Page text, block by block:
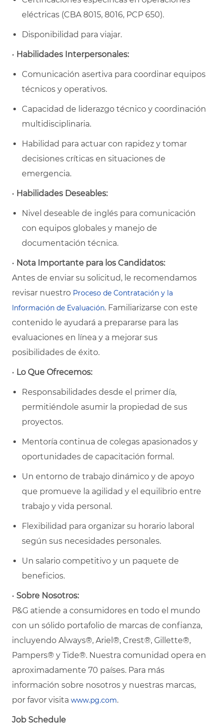
eléctricas (CBA 8015, 8016, PCP 650).
Disponibilidad para viajar.
• Habilidades Interpersonales:
Comunicación asertiva para coordinar equipos
técnicos y operativos.
Capacidad de liderazgo técnico y coordinación
multidisciplinaria.
Habilidad para actuar con rapidez y tomar
decisiones críticas en situaciones de
emergencia.
• Habilidades Deseables:
Nivel deseable de inglés para comunicación
con equipos globales y manejo de
documentación técnica.
• Nota Importante para los Candidatos:
Antes de enviar su solicitud, le recomendamos
revisar nuestro Proceso de Contratación y la
Información de Evaluación. Familiarizarse con este
contenido le ayudará a prepararse para las
evaluaciones en línea y a mejorar sus
posibilidades de éxito.
• Lo Que Ofrecemos:
Responsabilidades desde el primer día,
permitiéndole asumir la propiedad de sus
proyectos.
Mentoría continua de colegas apasionados y
oportunidades de capacitación formal.
Un entorno de trabajo dinámico y de apoyo
que promueve la agilidad y el equilibrio entre
trabajo y vida personal.
Flexibilidad para organizar su horario laboral
según sus necesidades personales.
Un salario competitivo y un paquete de
beneficios.
• Sobre Nosotros:
P&G atiende a consumidores en todo el mundo
con un sólido portafolio de marcas de confianza,
incluyendo Always®, Ariel®, Crest®, Gillette®,
Pampers® y Tide®. Nuestra comunidad opera en
aproximadamente 70 países. Para más
información sobre nosotros y nuestras marcas,
por favor visita www.pg.com.
Job Schedule